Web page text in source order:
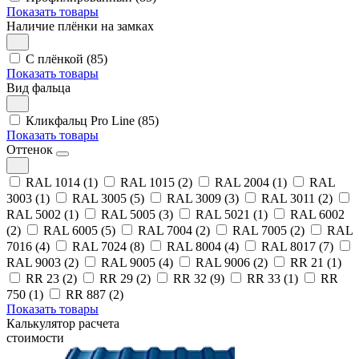
Показать товары
Наличие плёнки на замках
С плёнкой (85)
Показать товары
Вид фальца
Кликфальц Pro Line (85)
Показать товары
Оттенок
RAL 1014 (1) RAL 1015 (2) RAL 2004 (1)
RAL
3003 (1)
RAL 3005 (5) RAL 3009 (3)
RAL 3011 (2)
RAL 5002 (1)
RAL 5005 (3) RAL 5021 (1)
RAL 6002
(2)
RAL 6005 (5) RAL 7004 (2) RAL 7005 (2)
RAL
7016 (4)
RAL 7024 (8) RAL 8004 (4)
RAL 8017 (7)
RAL 9003 (2)
RAL 9005 (4) RAL 9006 (2)
RR 21 (1)
RR 23 (2)
RR 29 (2) RR 32 (9) RR 33 (1)
RR
750 (1)
RR 887 (2)
Показать товары
Калькулятор расчета
стоимости